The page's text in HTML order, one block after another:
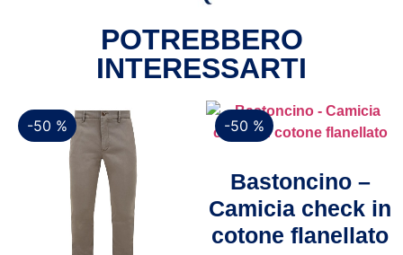
POTREBBERO
INTERESSARTI
-50 %
-50 %
Bastoncino –
Camicia check in
cotone flanellato